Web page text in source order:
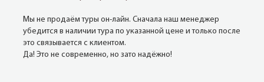
Мы не продаём туры он-лайн. Сначала наш менеджер
убедится в наличии тура по указанной цене и только после
это связывается с клиентом.
Да! Это не современно, но зато надёжно!